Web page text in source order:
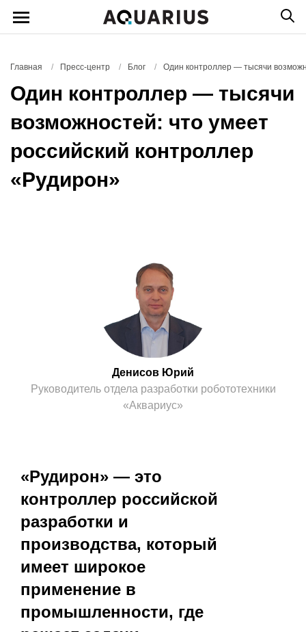
Главная / Пресс-центр / Блог / Один контроллер — тысячи
Один контроллер — тысячи
возможностей: что умеет
российский контроллер
«Рудирон»
Денисов Юрий
Руководитель отдела разработки робототехники
«Аквариус»
«Рудирон» — это
контроллер российской
разработки и
производства, который
имеет широкое
применение в
промышленности, где